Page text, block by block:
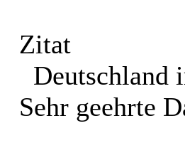
Zitat
Deutschland
Sehr geehrte